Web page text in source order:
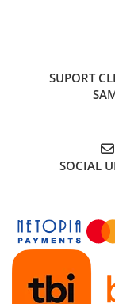
SUPORT
SOCIAL